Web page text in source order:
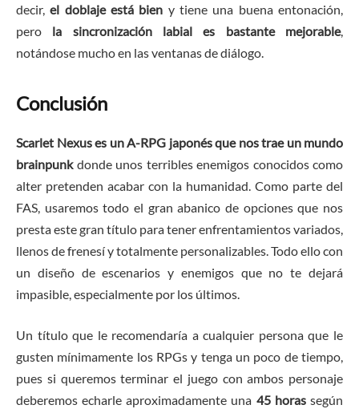
decir,el doblaje está bien y tiene una buena entonación,
pero la sincronización labial es bastante mejorable,
notándose mucho en las ventanas de diálogo.
Conclusión
Scarlet Nexus es un A-RPG japonés que nos trae un mundo
brainpunkdonde unos terribles enemigos conocidos como
alter pretenden acabar con la humanidad. Como parte del
FAS, usaremos todo el gran abanico de opciones que nos
presta este gran título para tener enfrentamientos variados,
llenos de frenesí y totalmente personalizables. Todo ello con
un diseño de escenarios y enemigos que no te dejará
impasible, especialmente por los últimos.
Un título que le recomendaría a cualquier persona que le
gusten mínimamente los RPGs y tenga un poco de tiempo,
pues si queremos terminar el juego con ambos personaje
deberemos echarle aproximadamente una 45 horassegún